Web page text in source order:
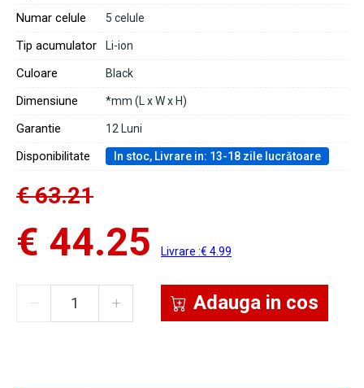
Numar celule 5 celule
Tip acumulator Li-ion
Culoare Black
Dimensiune *mm (L x W x H)
Garantie 12 Luni
Disponibilitate In stoc, Livrare in: 13-18 zile lucrătoare
€ 63.21
€ 44.25 Livrare :€ 4.99
Adauga in cos